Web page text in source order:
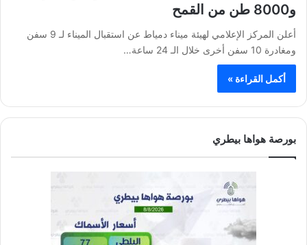
و8000 طن من القمح
أعلن المركز الإعلامي لهيئة ميناء دمياط عن استقبال الميناء لـ 9 سفن
ومغادرة 10 سفن أخرى خلال الـ 24 ساعة…
أكمل القراءة »
بورصة هواها بيطري